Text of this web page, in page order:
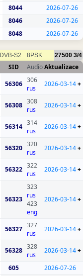
8044
2026-07-26
8046
2026-07-26
8048 2026-07-26
DVB-S2 8PSK 27500 3/4
SID AudioAktualizace
56306 306
rus
2026-03-14+
56308 308
rus
2026-03-14+
56314 314
rus
2026-03-14+
56320 320
rus
2026-03-14+
56322 322
rus
2026-03-14+
56323
323
rus
423
eng
2026-03-14+
56327 327
rus
2026-03-14+
56328 328
rus
2026-03-14+
605
2026-07-26